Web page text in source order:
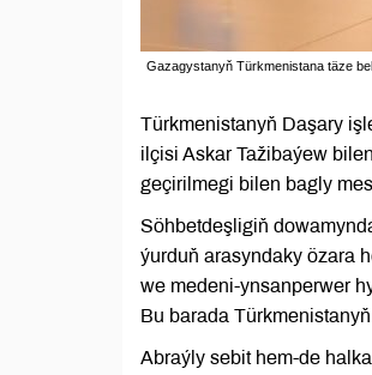
Gazagystanyň Türkmenistana täze
Türkmenistanyň Daşary
ilçisi Askar Tažibaýew
geçirilmegi bilen bagly
Söhbetdeşligiň
ýurduň arasyndaky özara
we medeni-ynsanperwer
Bu barada
Abraýly sebit hem-de